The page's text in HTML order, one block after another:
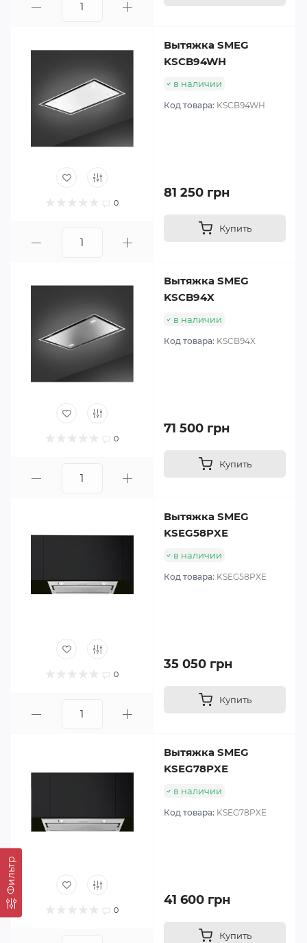
Фильтр
0
Вытяжка SMEG
KSCB94WH
в наличии
Код товара: KSCB94WH
81 250 грн
Купить
0
Вытяжка SMEG
KSCB94X
в наличии
Код товара: KSCB94X
71 500 грн
Купить
0
Вытяжка SMEG
KSEG58PXE
в наличии
Код товара: KSEG58PXE
35 050 грн
Купить
0
Вытяжка SMEG
KSEG78PXE
в наличии
Код товара: KSEG78PXE
41 600 грн
Купить